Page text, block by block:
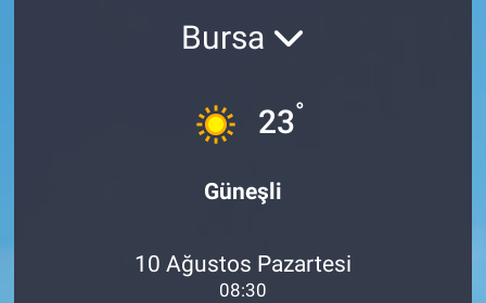
Bursa
23°
Güneşli
10 Ağustos Pazartesi
08:30
Endüstri 4.0 Uygulamaları